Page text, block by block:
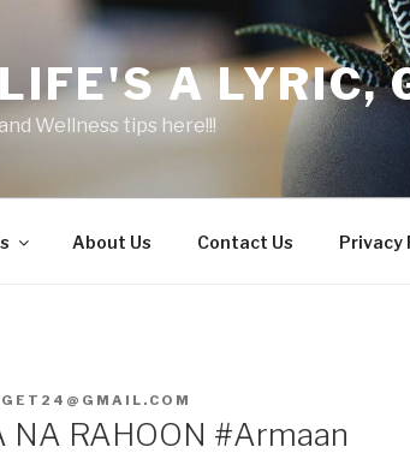
A LYRIC,
Wellness tips here!!!
About Us Contact Us Privacy
NA RAHOON #Armaan